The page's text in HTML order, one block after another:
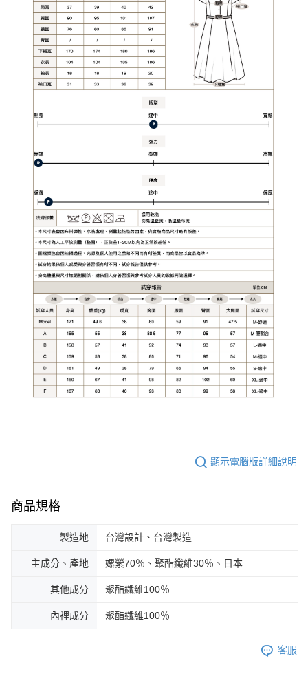
顯示電腦版詳細說明
商品規格
製造地 台灣設計、台灣製造
主成分、產地 嫘縈70％、聚酯纖維30％、日本
其他成分 聚酯纖維100％
內裡成分 聚酯纖維100％
客服